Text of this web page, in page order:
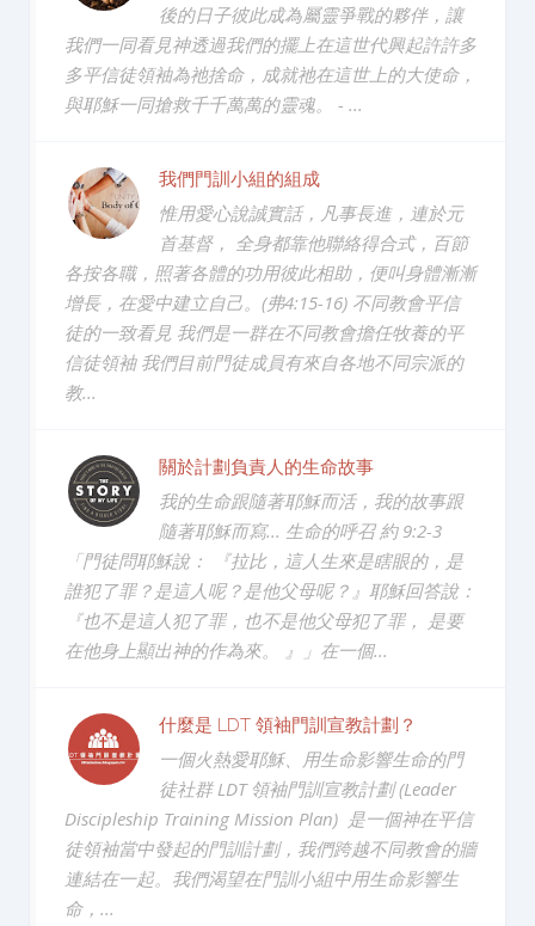
後的日子彼此成為屬靈爭戰的夥伴，讓
我們一同看見神透過我們的擺上在這世代興起許許多
多平信徒領袖為祂捨命，成就祂在這世上的大使命，
與耶穌一同搶救千千萬萬的靈魂。 - ...
我們門訓小組的組成
惟用愛心說誠實話，凡事長進，連於元
首基督， 全身都靠他聯絡得合式，百節
各按各職，照著各體的功用彼此相助，便叫身體漸漸
增長，在愛中建立自己。(弗4:15-16) 不同教會平信
徒的一致看見 我們是一群在不同教會擔任牧養的平
信徒領袖 我們目前門徒成員有來自各地不同宗派的
教...
關於計劃負責人的生命故事
我的生命跟隨著耶穌而活，我的故事跟
隨著耶穌而寫... 生命的呼召 約 9:2-3
「門徒問耶穌說： 『拉比，這人生來是瞎眼的，是
誰犯了罪？是這人呢？是他父母呢？』耶穌回答說：
『也不是這人犯了罪，也不是他父母犯了罪， 是要
在他身上顯出神的作為來。 』」在一個...
什麼是 LDT 領袖門訓宣教計劃？
一個火熱愛耶穌、用生命影響生命的門
徒社群 LDT 領袖門訓宣教計劃 (Leader
Discipleship Training Mission Plan) 是一個神在平信
徒領袖當中發起的門訓計劃，我們跨越不同教會的牆
連結在一起。我們渴望在門訓小組中用生命影響生
命，...